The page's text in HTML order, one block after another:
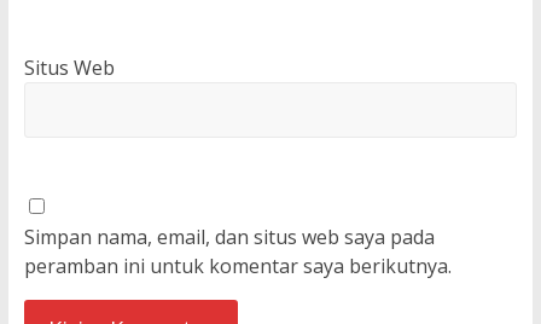
Situs Web
Simpan nama, email, dan situs web saya pada
peramban ini untuk komentar saya berikutnya.